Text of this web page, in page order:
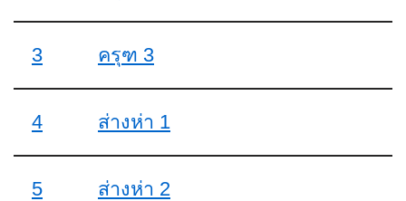
3 ครุฑ 3
4 ส่างห่า 1
5 ส่างห่า 2